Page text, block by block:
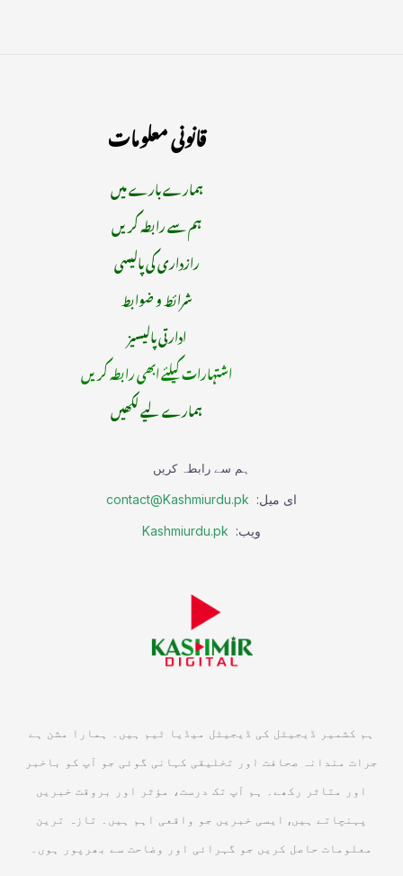
قانونی معلومات
ہمارے بارے میں
ہم سے رابطہ کریں
رازداری کی پالیسی
شرائط و ضوابط
ادارتی پالیسیز
اشتہارات کیلئے ابھی رابطہ کریں
ہمارے لیے لکھیں
ہم سے رابطہ کریں
ای میل: contact@Kashmiurdu.pk
ویب: Kashmiurdu.pk
ہم کشمیر ڈیجیٹل کی ڈیجیٹل میڈیا ٹیم ہیں۔ ہمارا مشن ہے
جرات مندانہ صحافت اور تخلیقی کہانی گوئی جو آپ کو باخبر
اور متاثر رکھے۔ ہم آپ تک درست، مؤثر اور بروقت خبریں
پہنچاتے ہیں, ایسی خبریں جو واقعی اہم ہیں۔ تازہ ترین
معلومات حاصل کریں جو گہرائی اور وضاحت سے بھرپور ہوں۔